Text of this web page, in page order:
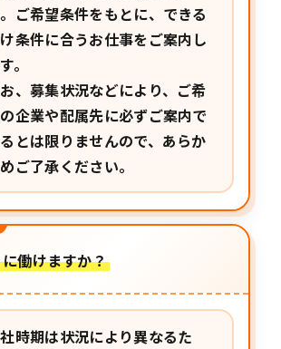
ご希望条件をもとに、できる
条件に合うお仕事をご案内し
。
、募集状況などにより、ご希
企業や配属先に必ずご案内で
とは限りませんので、あらか
ご了承ください。
働けますか？
時期は状況により異なるた